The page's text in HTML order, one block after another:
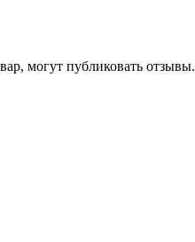
могут публиковать отзывы.